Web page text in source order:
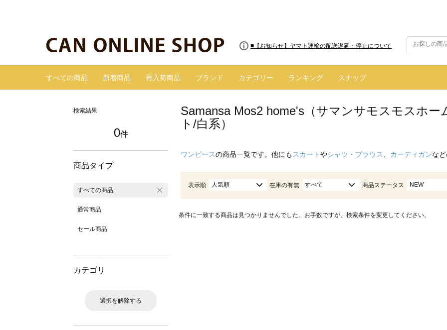
■8/13(木)AM2:00～サイトメンテナンス実施のお知らせ
■【お知らせ】ヤマト運輸の配送遅延・停止について
すべての商品 新着商品 再入荷商品 ブランド カテゴリー ランキング スナップ
検索結果
0件
商品タイプ
すべての商品
通常商品
セール商品
カテゴリ
選択を解除する
Samansa Mos2 home's（サマンサモスモスホー
ト/白系）
ワンピースの商品一覧です。他にも スカートやシャツ・ブラウス カーディガンな
表示順 人気順 在庫の有無 すべて 商品ステータス NEW
条件に一致する商品は見つかりませんでした。お手数ですが、検索条件を変更してください。